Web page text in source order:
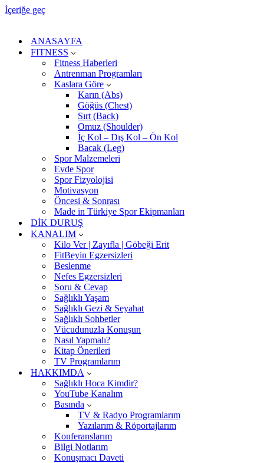
İçeriğe geç
ANASAYFA
FITNESS
Fitness Haberleri
Antrenman Programları
Kaslara Göre
Karın (Abs)
Göğüs (Chest)
Sırt (Back)
Omuz (Shoulder)
İç Kol – Dış Kol – Ön Kol
Bacak (Leg)
Spor Malzemeleri
Evde Spor
Spor Fizyolojisi
Motivasyon
Öncesi & Sonrası
Made in Türkiye Spor Ekipmanları
DİK DURUŞ
KANALIM
Kilo Ver | Zayıfla | Göbeği Erit
FitBeyin Egzersizleri
Beslenme
Nefes Egzersizleri
Soru & Cevap
Sağlıklı Yaşam
Sağlıklı Gezi & Seyahat
Sağlıklı Sohbetler
Vücudunuzla Konuşun
Nasıl Yapmalı?
Kitap Önerileri
TV Programlarım
HAKKIMDA
Sağlıklı Hoca Kimdir?
YouTube Kanalım
Basında
TV & Radyo Programlarım
Yazılarım & Röportajlarım
Konferanslarım
Bilgi Notlarım
Konuşmacı Daveti